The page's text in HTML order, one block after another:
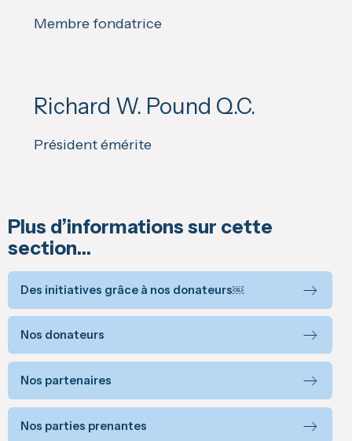
Membre fondatrice
Richard W. Pound Q.C.
Président émérite
Plus d’informations sur cette
section…
Des initiatives grâce à nos donateurs￼
Nos donateurs
Nos partenaires
Nos parties prenantes